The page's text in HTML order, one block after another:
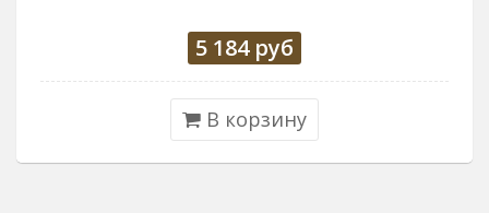
5 184руб
В корзину